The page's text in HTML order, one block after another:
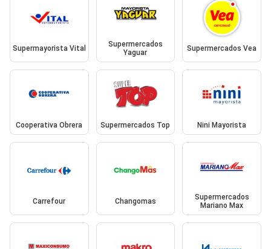
Supermayorista Vital
Supermercados
Yaguar
Supermercados Vea
Cooperativa Obrera Supermercados Top Nini Mayorista
Carrefour Changomas
Supermercados
Mariano Max